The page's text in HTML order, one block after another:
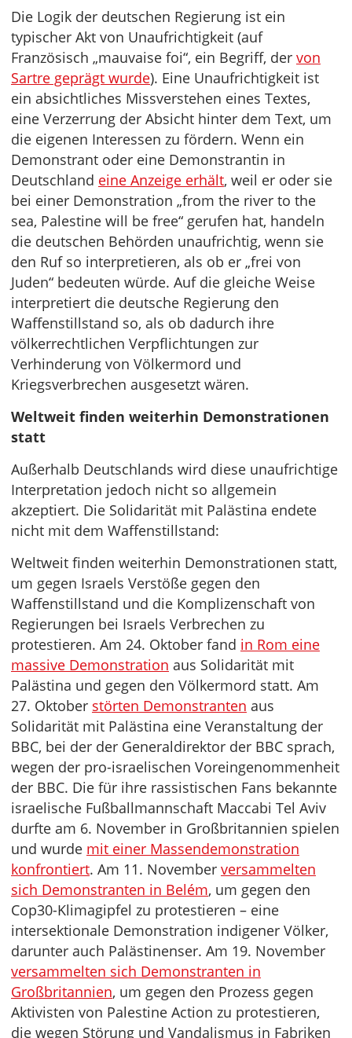
Die Logik der deutschen Regierung ist ein
typischer Akt von Unaufrichtigkeit (auf
Französisch „mauvaise foi“, ein Begriff, der von
Sartre geprägt wurde). Eine Unaufrichtigkeit ist
ein absichtliches Missverstehen eines Textes,
eine Verzerrung der Absicht hinter dem Text, um
die eigenen Interessen zu fördern. Wenn ein
Demonstrant oder eine Demonstrantin in
Deutschland eine Anzeige erhält, weil er oder sie
bei einer Demonstration „from the river to the
sea, Palestine will be free“ gerufen hat, handeln
die deutschen Behörden unaufrichtig, wenn sie
den Ruf so interpretieren, als ob er „frei von
Juden“ bedeuten würde. Auf die gleiche Weise
interpretiert die deutsche Regierung den
Waffenstillstand so, als ob dadurch ihre
völkerrechtlichen Verpflichtungen zur
Verhinderung von Völkermord und
Kriegsverbrechen ausgesetzt wären.
Weltweit finden weiterhin Demonstrationen
statt
Außerhalb Deutschlands wird diese unaufrichtige
Interpretation jedoch nicht so allgemein
akzeptiert. Die Solidarität mit Palästina endete
nicht mit dem Waffenstillstand:
Weltweit finden weiterhin Demonstrationen statt,
um gegen Israels Verstöße gegen den
Waffenstillstand und die Komplizenschaft von
Regierungen bei Israels Verbrechen zu
protestieren. Am 24. Oktober fand in Rom eine
massive Demonstration aus Solidarität mit
Palästina und gegen den Völkermord statt. Am
27. Oktober störten Demonstranten aus
Solidarität mit Palästina eine Veranstaltung der
BBC, bei der der Generaldirektor der BBC sprach,
wegen der pro-israelischen Voreingenommenheit
der BBC. Die für ihre rassistischen Fans bekannte
israelische Fußballmannschaft Maccabi Tel Aviv
durfte am 6. November in Großbritannien spielen
und wurde mit einer Massendemonstration
konfrontiert. Am 11. November versammelten
sich Demonstranten in Belém, um gegen den
Cop30-Klimagipfel zu protestieren – eine
intersektionale Demonstration indigener Völker,
darunter auch Palästinenser. Am 19. November
versammelten sich Demonstranten in
Großbritannien, um gegen den Prozess gegen
Aktivisten von Palestine Action zu protestieren,
die wegen Störung und Vandalismus in Fabriken